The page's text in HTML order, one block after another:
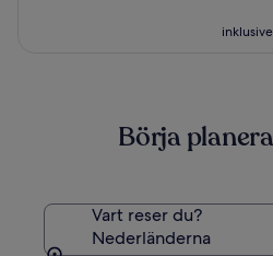
Börja
Vart reser du?
Nederländerna